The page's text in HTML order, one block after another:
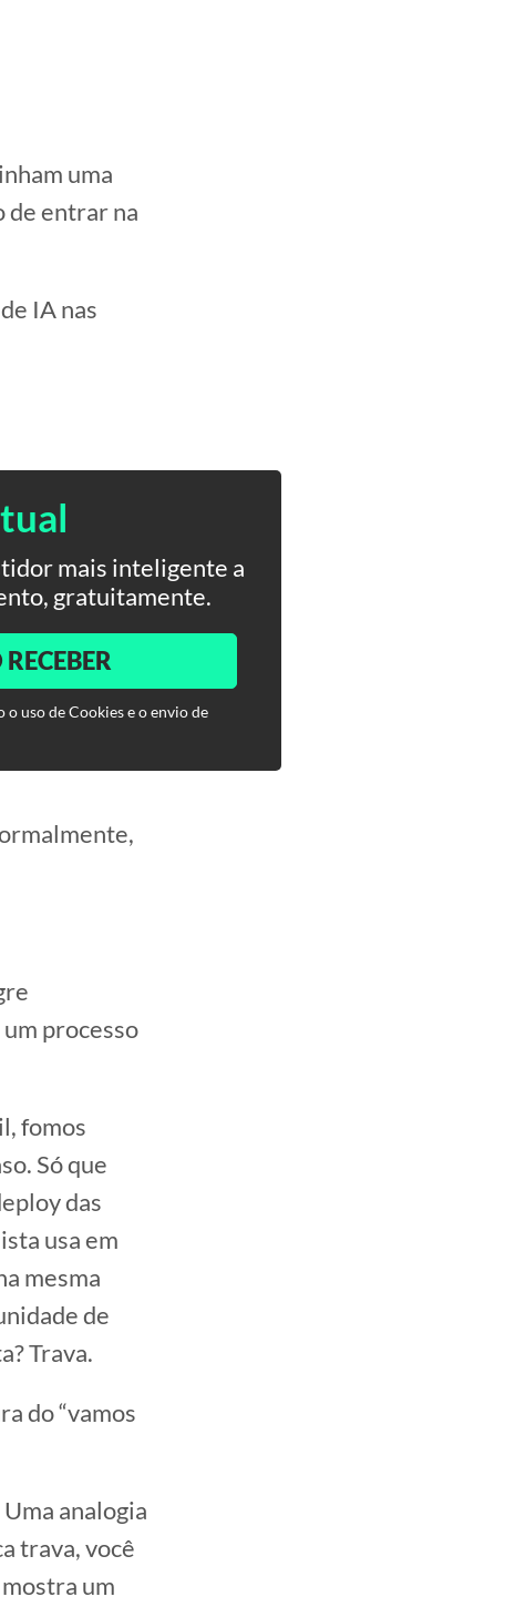
uma
de entrar na
IA nas
mais inteligente a
gratuitamente.
uso de Cookies e o envio de
processo
fomos
Só que
das
usa em
mesma
de
Trava.
do “vamos
analogia
trava, você
um